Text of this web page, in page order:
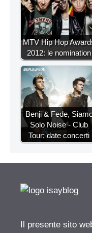
MTV Hip Hop
2012: le nomination
Benji & Fede,
Solo Noise - Club
Tour: date concerti
Il presente sito